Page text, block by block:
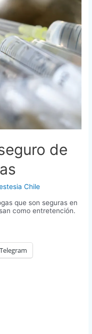
de
Chile
que son seguras en
como entretención.
Telegram